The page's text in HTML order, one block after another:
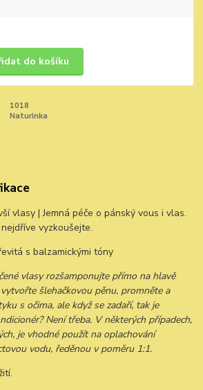
do košíku
1018
Naturinka
vlasy | Jemná péče o pánský vous i vlas.
vyzkoušejte.
s balzamickými tóny
vlasy rozšamponujte přímo na hlavě
šlehačkovou pěnu, promněte a
s očima, ale když se zadaří, tak je
Není třeba. V některých případech,
je vhodné použít na oplachování
vodu, ředěnou v poměru 1:1.